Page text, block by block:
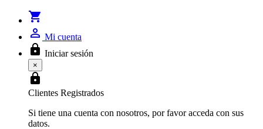
shopping_cart
person_outline Mi cuenta
lock Iniciar sesión
×
lock
Clientes Registrados
Si tiene una cuenta con nosotros, por favor acceda con sus
datos.